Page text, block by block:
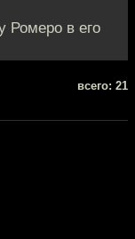
Ромеро в его
всего: 21